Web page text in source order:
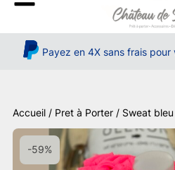
Payez en 4X sans frais pour
Accueil / Pret à Porter / Sweat
-59%